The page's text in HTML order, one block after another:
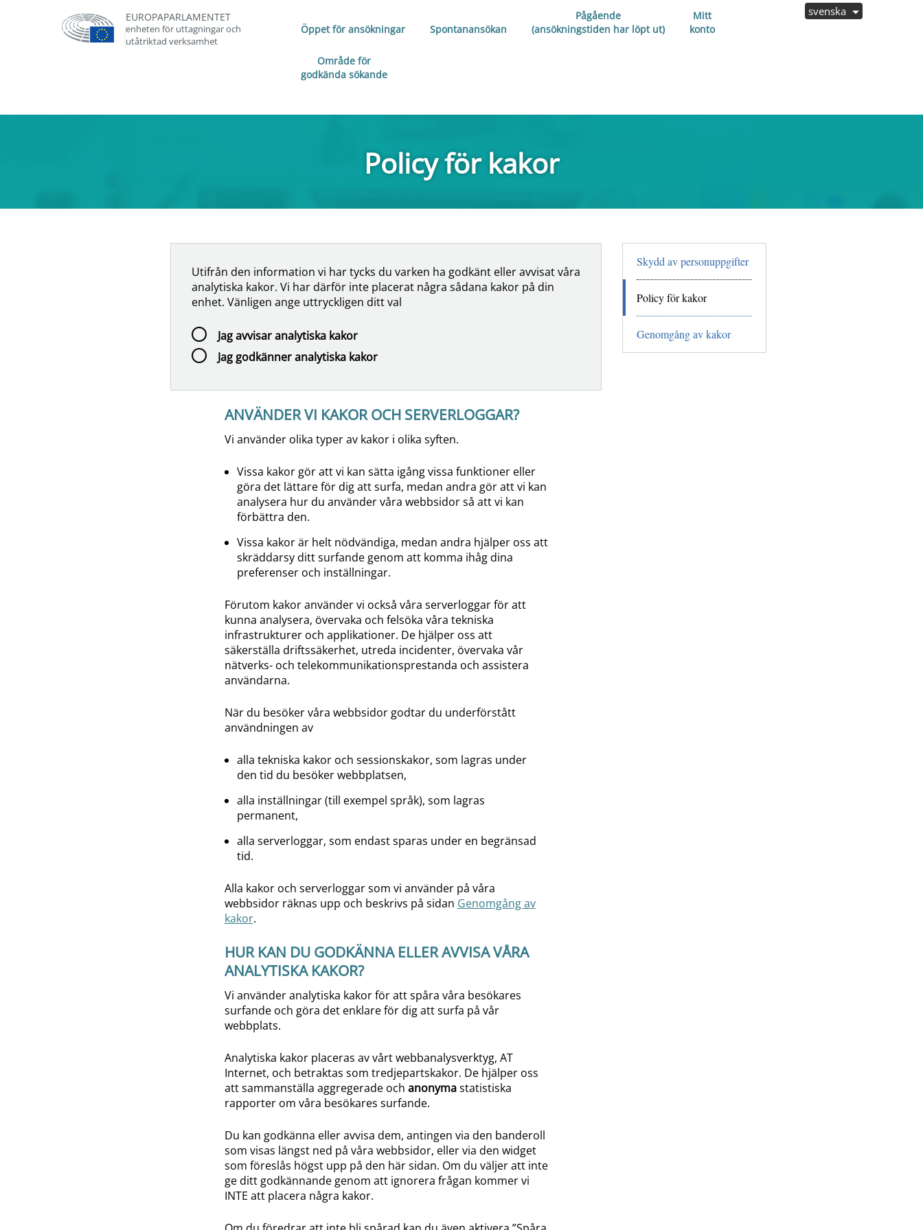
EUROPAPARLAMENTET
enheten för uttagningar och
utåtriktad verksamhet
Öppet för ansökningar Spontanansökan
Pågående
(ansökningstiden har löpt ut)
Mitt
konto
Område för
godkända sökande
svenska
Policy för kakor
Utifrån den information vi har tycks du varken ha godkänt eller avvisat våra
analytiska kakor. Vi har därför inte placerat några sådana kakor på din
enhet. Vänligen ange uttryckligen ditt val
Jag avvisar analytiska kakor
Jag godkänner analytiska kakor
ANVÄNDER VI KAKOR OCH SERVERLOGGAR?
Vi använder olika typer av kakor i olika syften.
Vissa kakor gör att vi kan sätta igång vissa funktioner eller
göra det lättare för dig att surfa, medan andra gör att vi kan
analysera hur du använder våra webbsidor så att vi kan
förbättra den.
Vissa kakor är helt nödvändiga, medan andra hjälper oss att
skräddarsy ditt surfande genom att komma ihåg dina
preferenser och inställningar.
Förutom kakor använder vi också våra serverloggar för att
kunna analysera, övervaka och felsöka våra tekniska
infrastrukturer och applikationer. De hjälper oss att
säkerställa driftssäkerhet, utreda incidenter, övervaka vår
nätverks- och telekommunikationsprestanda och assistera
användarna.
När du besöker våra webbsidor godtar du underförstått
användningen av
alla tekniska kakor och sessionskakor, som lagras under
den tid du besöker webbplatsen,
alla inställningar (till exempel språk), som lagras
permanent,
alla serverloggar, som endast sparas under en begränsad
tid.
Alla kakor och serverloggar som vi använder på våra
webbsidor räknas upp och beskrivs på sidan Genomgång av
kakor.
HUR KAN DU GODKÄNNA ELLER AVVISA VÅRA
ANALYTISKA KAKOR?
Vi använder analytiska kakor för att spåra våra besökares
surfande och göra det enklare för dig att surfa på vår
webbplats.
Analytiska kakor placeras av vårt webbanalysverktyg, AT
Internet, och betraktas som tredjepartskakor. De hjälper oss
att sammanställa aggregerade och anonymastatistiska
rapporter om våra besökares surfande.
Du kan godkänna eller avvisa dem, antingen via den banderoll
som visas längst ned på våra webbsidor, eller via den widget
som föreslås högst upp på den här sidan. Om du väljer att inte
ge ditt godkännande genom att ignorera frågan kommer vi
INTE att placera några kakor.
Skydd av personuppgifter
Policy för kakor
Genomgång av kakor